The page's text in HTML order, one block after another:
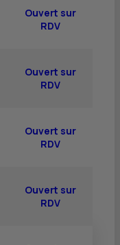
Ouvert sur
RDV
Ouvert sur
RDV
Ouvert sur
RDV
Ouvert sur
RDV